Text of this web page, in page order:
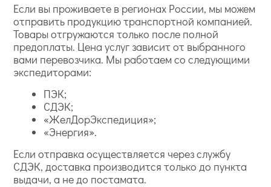
Если вы проживаете в регионах России, мы можем
отправить продукцию транспортной компанией.
Товары отгружаются только после полной
предоплаты. Цена услуг зависит от выбранного
вами перевозчика. Мы работаем со следующими
экспедиторами:
ПЭК;
СДЭК;
«ЖелДорЭкспедиция»;
«Энергия».
Если отправка осуществляется через службу
СДЭК, доставка производится только до пункта
выдачи, а не до постамата.